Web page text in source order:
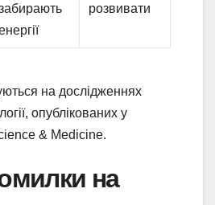
розвивати
на дослідженнях
опублікованих у
& Medicine.
на